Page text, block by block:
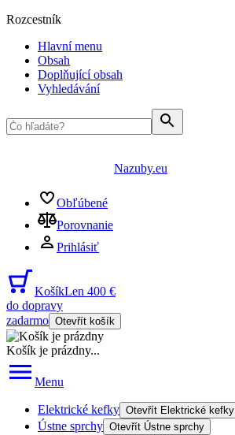
Rozcestník
Hlavní menu
Obsah
Doplňující obsah
Vyhledávání
Nazuby.eu
Obľúbené
Porovnanie
Prihlásiť
KošíkLen 400 €
do dopravy
zadarmo Otevřít košík
Košík je prázdny...
Menu
Elektrické kefky Otevřít Elektrické kefky
Ústne sprchy Otevřít Ústne sprchy